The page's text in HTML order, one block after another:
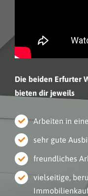
Die beiden Erfurter
bieten dir jeweils
Arbeiten in
sehr gute
freundliches
vielseitige,